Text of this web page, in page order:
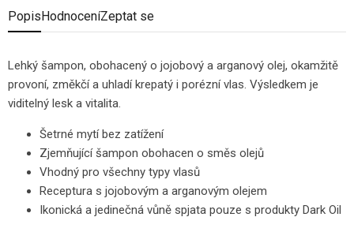
Popis HodnoceníZeptat se
Lehký šampon, obohacený o jojobový a arganový olej, okamžitě
provoní, změkčí a uhladí krepatý i porézní vlas. Výsledkem je
viditelný lesk a vitalita.
Šetrné mytí bez zatížení
Zjemňující šampon obohacen o směs olejů
Vhodný pro všechny typy vlasů
Receptura s jojobovým a arganovým olejem
Ikonická a jedinečná vůně spjata pouze s produkty Dark Oil